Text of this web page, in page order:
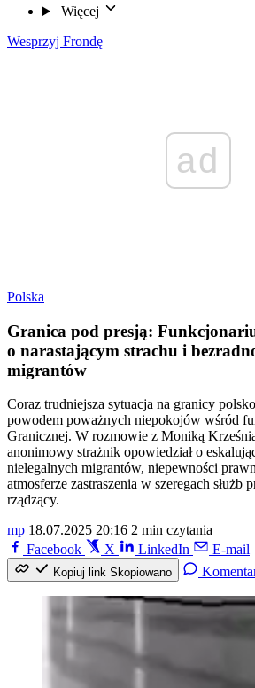
Więcej
Wesprzyj Frondę
ad
Polska
Granica pod presją:
o narastającym strachu i
migrantów
Coraz trudniejsza sytuacja na granicy
powodem poważnych niepokojów wśród
Granicznej. W rozmowie z Moniką
anonimowy strażnik opowiedział o
nielegalnych migrantów, niepewności
atmosferze zastraszenia w szeregach służb
rządzący.
mp 18.07.2025 20:16 2 min czytania
Facebook
X LinkedIn E-mail
Kopiuj link Skopiowano